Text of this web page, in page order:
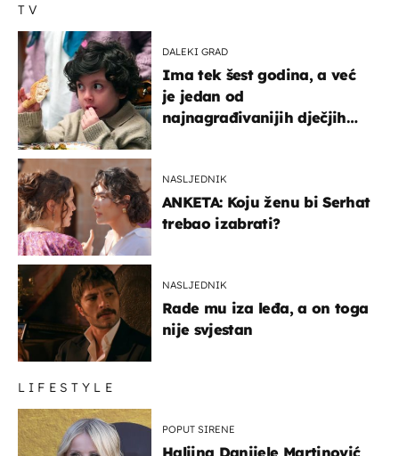
TV
DALEKI GRAD
Ima tek šest godina, a već
je jedan od
najnagrađivanijih dječjih
NASLJEDNIK
ANKETA: Koju ženu bi Serhat
trebao izabrati?
NASLJEDNIK
Rade mu iza leđa, a on toga
nije svjestan
LIFESTYLE
POPUT SIRENE
Haljina Danijele Martinović